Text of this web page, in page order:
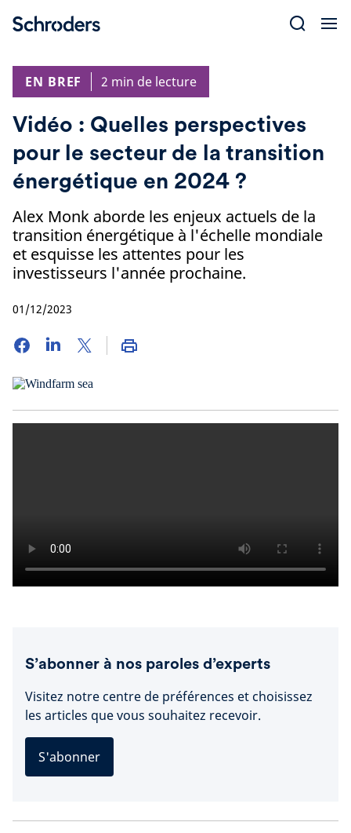
EN BREF
2 min de lecture
Vidéo : Quelles perspectives
pour le secteur de la transition
énergétique en 2024 ?
Alex Monk aborde les enjeux actuels de la
transition énergétique à l'échelle mondiale
et esquisse les attentes pour les
investisseurs l'année prochaine.
01/12/2023
S’abonner à nos paroles d’experts
Visitez notre centre de préférences et choisissez
les articles que vous souhaitez recevoir.
S'abonner